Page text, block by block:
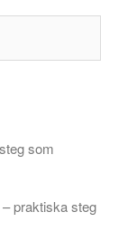
som
praktiska steg